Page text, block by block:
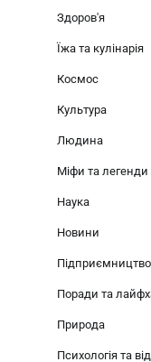
Здоров'я
Їжа та кулінарія
Космос
Культура
Людина
Міфи та легенди
Наука
Новини
Підприємництво
Поради та
Природа
Психологія та